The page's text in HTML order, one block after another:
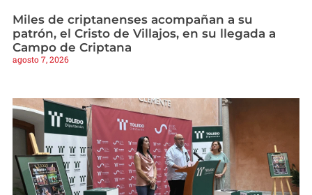
Miles de criptanenses acompañan a su
patrón, el Cristo de Villajos, en su llegada a
Campo de Criptana
agosto 7, 2026